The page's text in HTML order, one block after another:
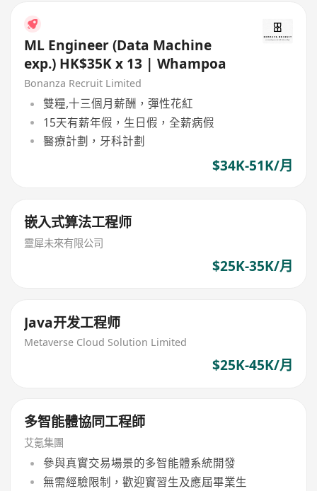
ML Engineer (Data Machine
exp.) HK$35K x 13 | Whampoa
Bonanza Recruit Limited
雙糧,十三個月薪酬，彈性花紅
15天有薪年假，生日假，全薪病假
醫療計劃，牙科計劃
$34K-51K/月
嵌入式算法工程师
靈犀未來有限公司
$25K-35K/月
Java开发工程师
Metaverse Cloud Solution Limited
$25K-45K/月
多智能體協同工程師
艾氪集團
參與真實交易場景的多智能體系統開發
無需經驗限制，歡迎實習生及應屆畢業生